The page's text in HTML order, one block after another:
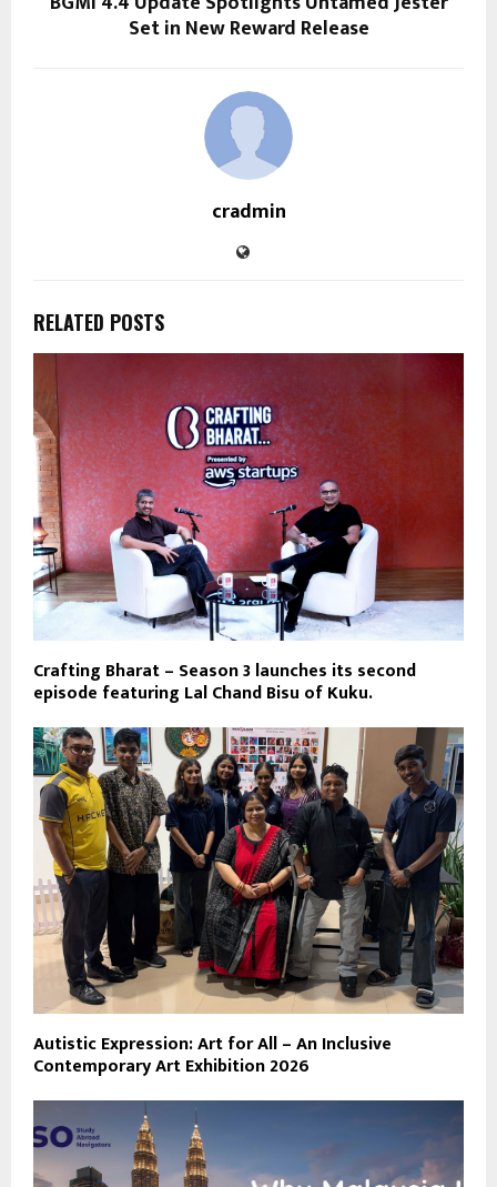
Set in New Reward Release
cradmin
RELATED POSTS
Crafting Bharat – Season 3 launches its second
episode featuring Lal Chand Bisu of Kuku.
Autistic Expression: Art for All – An Inclusive
Contemporary Art Exhibition 2026